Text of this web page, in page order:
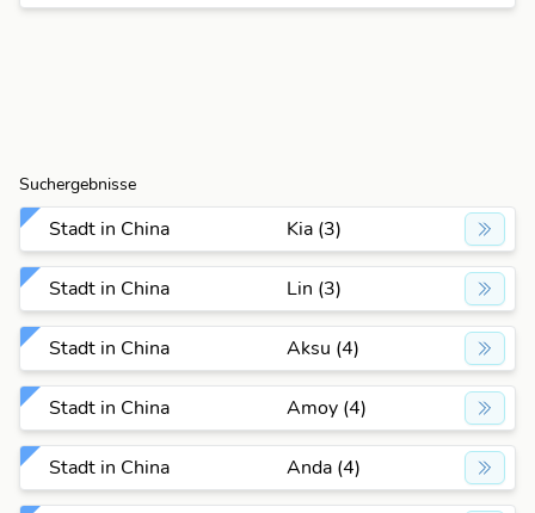
Suchergebnisse
Stadt in China Kia (3)
Stadt in China Lin (3)
Stadt in China Aksu (4)
Stadt in China Amoy (4)
Stadt in China Anda (4)